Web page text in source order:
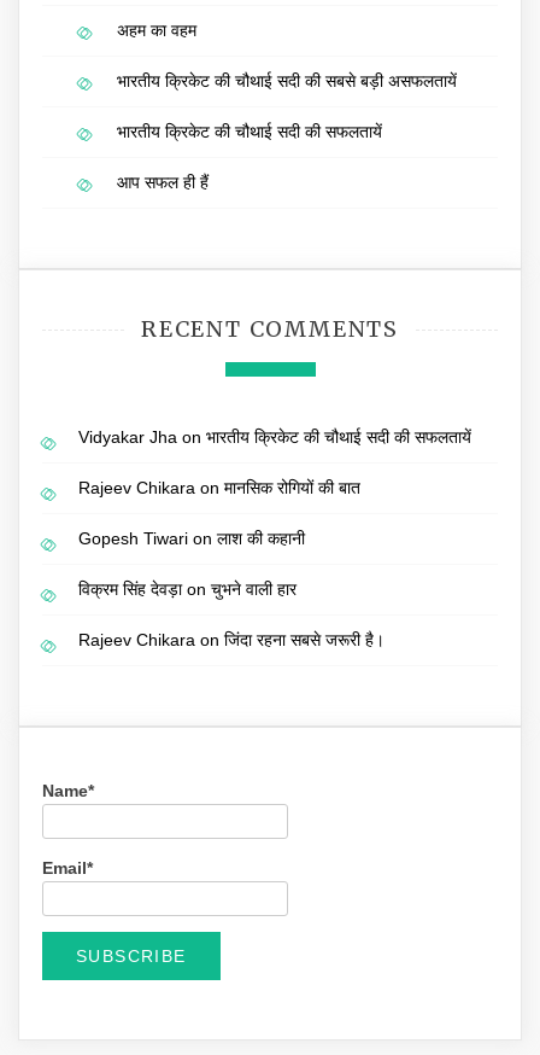
अहम का वहम
भारतीय क्रिकेट की चौथाई सदी की सबसे बड़ी असफलतायें
भारतीय क्रिकेट की चौथाई सदी की सफलतायें
आप सफल ही हैं
RECENT COMMENTS
Vidyakar Jha on भारतीय क्रिकेट की चौथाई सदी की सफलतायें
Rajeev Chikara on मानसिक रोगियों की बात
Gopesh Tiwari on लाश की कहानी
विक्रम सिंह देवड़ाon चुभने वाली हार
Rajeev Chikara on जिंदा रहना सबसे जरूरी है।
Name*
Email*